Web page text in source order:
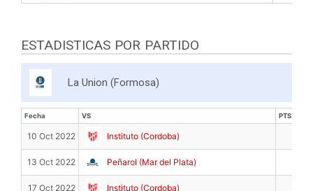
ESTADISTICAS POR PARTIDO
La Union (Formosa)
Fecha VS
PTS
10 Oct 2022 Instituto (Cordoba)
13 Oct 2022 Peñarol (Mar del Plata)
17 Oct 2022 Instituto (Cordoba)